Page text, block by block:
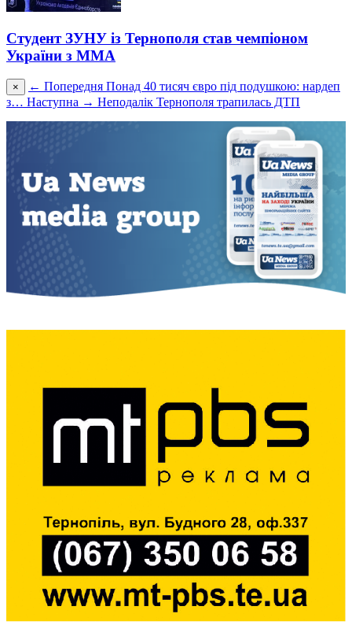
Студент ЗУНУ із Тернополя став чемпіоном
України з ММА
× ← Попередня Понад 40 тисяч євро під подушкою: нардеп
з… Наступна → Неподалік Тернополя трапилась ДТП